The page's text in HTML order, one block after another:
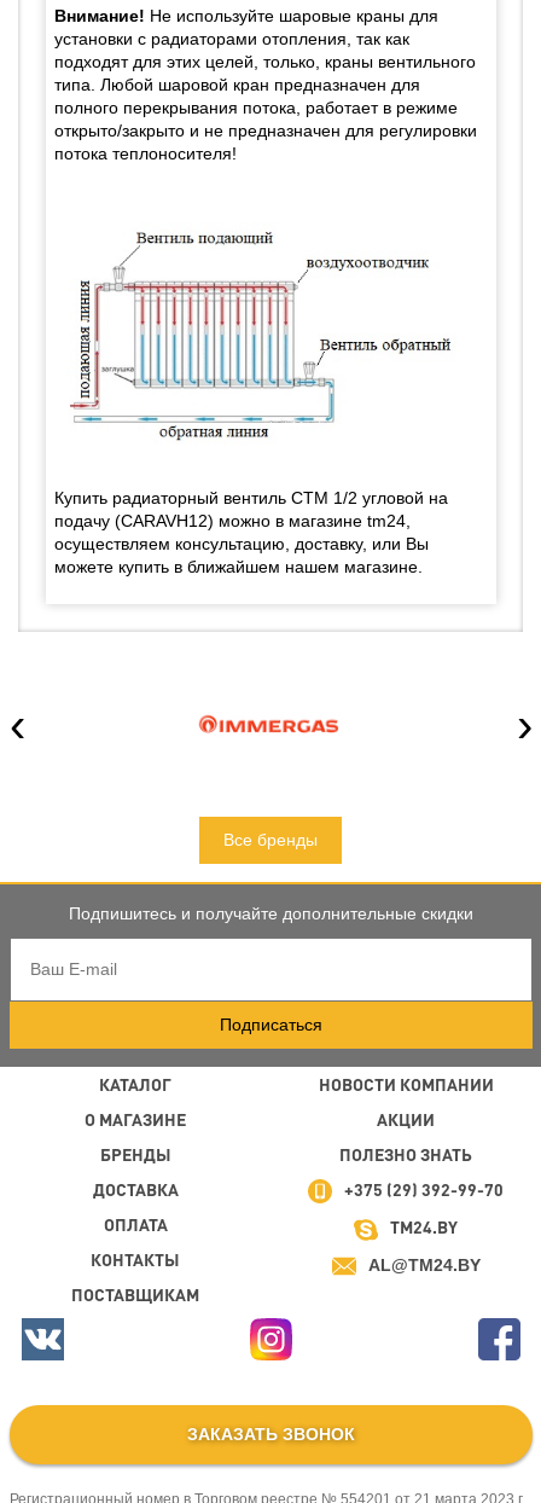
Внимание! Не используйте шаровые краны для
установки с радиаторами отопления, так как
подходят для этих целей, только, краны вентильного
типа. Любой шаровой кран предназначен для
полного перекрывания потока, работает в режиме
открыто/закрыто и не предназначен для регулировки
потока теплоносителя!
Купить радиаторный вентиль СТМ 1/2 угловой на
подачу (CARAVH12) можно в магазине tm24,
осуществляем консультацию, доставку, или Вы
можете купить в ближайшем нашем магазине.
‹ ›
Все бренды
Подпишитесь и получайте дополнительные скидки
Подписаться
КАТАЛОГ
О МАГАЗИНЕ
БРЕНДЫ
НОВОСТИ КОМПАНИИ
АКЦИИ
ПОЛЕЗНО ЗНАТЬ
ДОСТАВКА
ОПЛАТА
КОНТАКТЫ
ПОСТАВЩИКАМ
+375 (29) 392-99-70
TM24.BY
AL@TM24.BY
ЗАКАЗАТЬ ЗВОНОК
Регистрационный номер в Торговом реестре № 554201 от 21 марта 2023 г.